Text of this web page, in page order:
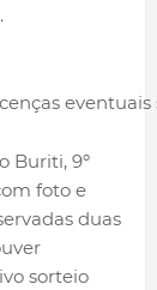
eventuais
Buriti, 9º
foto e
duas
sorteio